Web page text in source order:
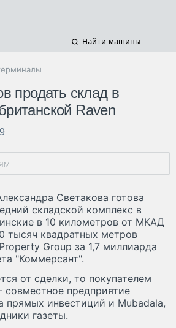
Найти машины
продать склад в
Raven
Светакова готова
складской комплекс в
в 10 километров от МКАД
тысяч квадратных метров
Group за 1,7 миллиарда
"Коммерсант".
от сделки, то покупателем
предприятие
прямых инвестиций и Mubadala,
газеты.